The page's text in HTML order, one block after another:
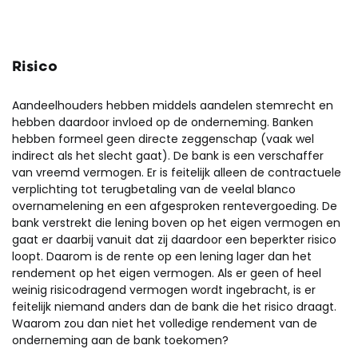
Risico
Aandeelhouders hebben middels aandelen stemrecht en
hebben daardoor invloed op de onderneming. Banken
hebben formeel geen directe zeggenschap (vaak wel
indirect als het slecht gaat). De bank is een verschaffer
van vreemd vermogen. Er is feitelijk alleen de contractuele
verplichting tot terugbetaling van de veelal blanco
overnamelening en een afgesproken rentevergoeding. De
bank verstrekt die lening boven op het eigen vermogen en
gaat er daarbij vanuit dat zij daardoor een beperkter risico
loopt. Daarom is de rente op een lening lager dan het
rendement op het eigen vermogen. Als er geen of heel
weinig risicodragend vermogen wordt ingebracht, is er
feitelijk niemand anders dan de bank die het risico draagt.
Waarom zou dan niet het volledige rendement van de
onderneming aan de bank toekomen?